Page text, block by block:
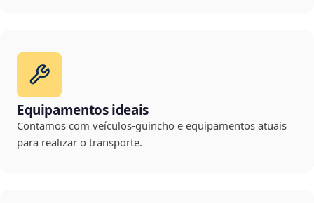
Equipamentos ideais
Contamos com veículos-guincho e equipamentos atuais
para realizar o transporte.